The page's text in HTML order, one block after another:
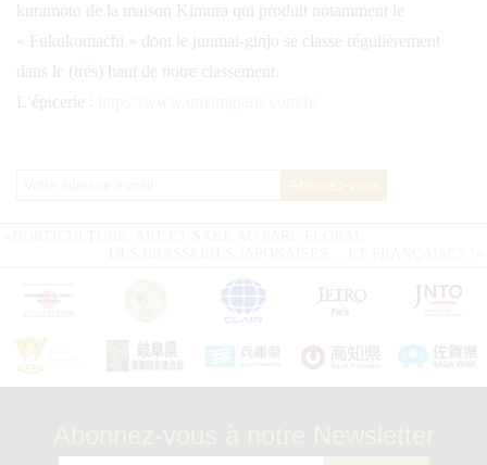
kuramoto de la maison Kimura qui produit notamment le
« Fukukomachi » dont le junmai-ginjo se classe régulièrement
dans le (très) haut de notre classement.
L’épicerie :